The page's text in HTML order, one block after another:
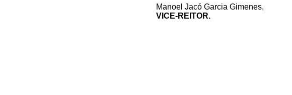
Manoel Jacó Garcia Gimenes,
VICE-REITOR.